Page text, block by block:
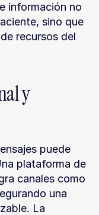
información no
sino que
recursos del
y
puede
plataforma de
canales como
una
La